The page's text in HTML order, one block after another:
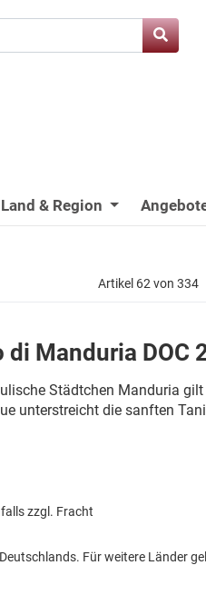
Land & Region
Artikel 62 von 334
Manduria DOC
Städtchen Manduria
unterstreicht die sanften
zzgl. Fracht
Für weitere Länder